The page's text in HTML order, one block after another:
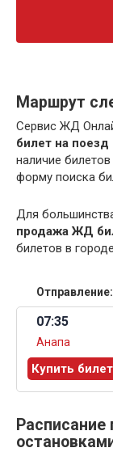
Маршрут
Сервис ЖД
билет на
наличие
форму поиска
Для
продажа ЖД
билетов в
Отправление:
07:35
Анапа
Купить